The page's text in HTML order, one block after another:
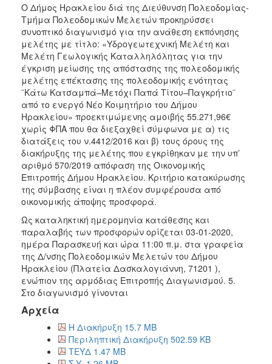
Ο Δήμος Ηρακλείου διά της Διεύθυνση Πολεοδομίας-
Τμήμα Πολεοδομικών Μελετών προκηρύσσει
συνοπτικό διαγωνισμό για την ανάθεση εκπόνησης
μελέτης με τίτλο: «Υδρογεωτεχνική Μελέτη και
Μελέτη Γεωλογικής Καταλληλόλητας για την
έγκριση μείωσης της απόστασης της πολεοδομικής
μελέτης επέκτασης της πολεοδομικής ενότητας
¨Κάτω Κατσαμπά–Μετόχι Παπά Τίτου–Παγκρήτιο¨
από το ενεργό Νέο Κοιμητήριο του Δήμου
Ηρακλείου» προεκτιμώμενης αμοιβής 55.271,96€
χωρίς ΦΠΑ που θα διεξαχθεί σύμφωνα με α) τις
διατάξεις του ν.4412/2016 και β) τους όρους της
διακήρυξης της μελέτης που εγκρίθηκαν με την υπ’
αριθμό 570/2019 απόφαση της Οικονομικής
Επιτροπής Δήμου Ηρακλείου. Κριτήριο κατακύρωσης
της σύμβασης είναι η πλέον συμφέρουσα από
οικονομικής άποψης προσφορά.
Ως καταληκτική ημερομηνία κατάθεσης και
παραλαβής των προσφορών ορίζεται 03-01-2020,
ημέρα Παρασκευή και ώρα 11:00 π.μ. στα γραφεία
της Δ/νσης Πολεοδομικών Μελετών του Δήμου
Ηρακλείου (Πλατεία Δασκαλογιάννη, 71201 ),
ενώπιον της αρμόδιας Επιτροπής Διαγωνισμού. 5.
Στο διαγωνισμό γίνονται
Αρχεία
Η Διακήρυξη 15.7 MB
Περιληπτική Διακήρυξη 502.59 KB
ΤΕΥΔ 1.47 MB